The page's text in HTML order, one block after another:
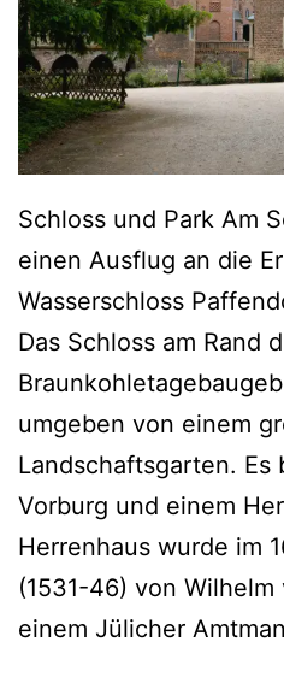
a
“
i
n
D
u
i
s
b
u
r
g
Schloss und Park Am
einen Ausflug an die
Wasserschloss
Das Schloss am Rand
umgeben von einem
Landschaftsgarten. Es
Vorburg und einem
Herrenhaus wurde im
(1531-46) von
einem Jülicher